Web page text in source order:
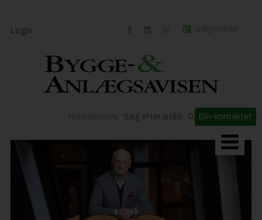
Login
Bliv kontaktet
Materialer og løsninger
Byggepladsen
Anlæg